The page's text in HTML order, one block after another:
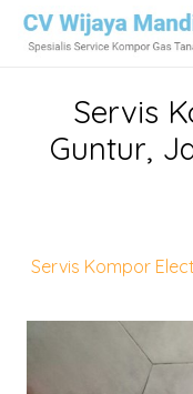
Servis
Guntur,
Servis Kompor